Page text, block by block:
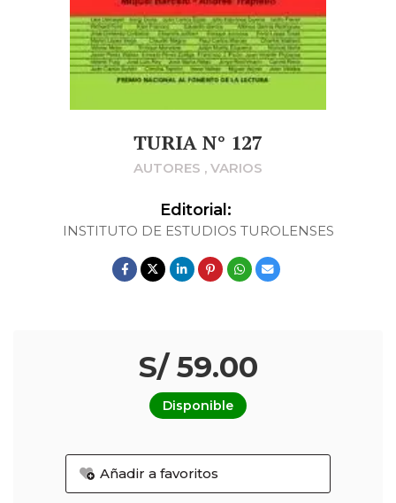
TURIA N° 127
AUTORES , VARIOS
Editorial:
INSTITUTO DE ESTUDIOS TUROLENSES
S/ 59.00
Disponible
Añadir a favoritos